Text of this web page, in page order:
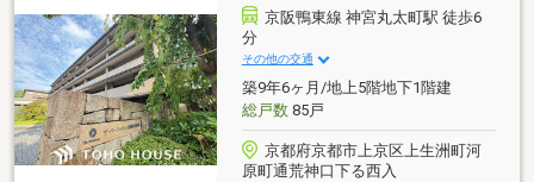
京阪鴨東線 神宮丸太町駅 徒歩6
分
その他の交通
築9年6ヶ月/地上5階地下1階建
総戸数85戸
京都府京都市上京区上生洲町河
原町通荒神口下る西入